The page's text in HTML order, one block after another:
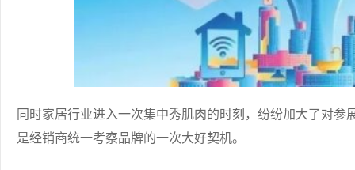
同时家居行业进入一次集中秀肌肉的时刻，纷纷加大了对
是经销商统一考察品牌的一次大好契机。